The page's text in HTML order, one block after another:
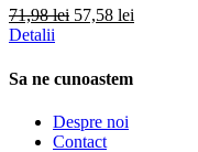
71,98 lei 57,58 lei
Detalii
Sa ne cunoastem
Despre noi
Contact